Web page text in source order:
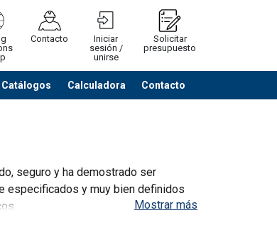
Contacto
Iniciar
sesión /
unirse
Solicitar
presupuesto
Catálogos Calculadora Contacto
Ver listado cotización
seguro y ha demostrado ser
especificados y muy bien definidos
Mostrar más